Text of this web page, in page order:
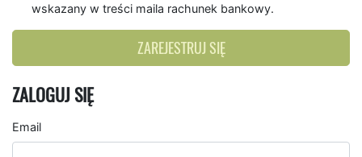
wskazany w treści maila rachunek bankowy.
ZAREJESTRUJ SIĘ
ZALOGUJ SIĘ
Email